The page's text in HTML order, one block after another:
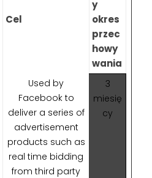
Cel
y
okres
przec
howy
wania
Used by
Facebook to
deliver a series of
advertisement
products such as
real time bidding
from third party
3
miesię
cy